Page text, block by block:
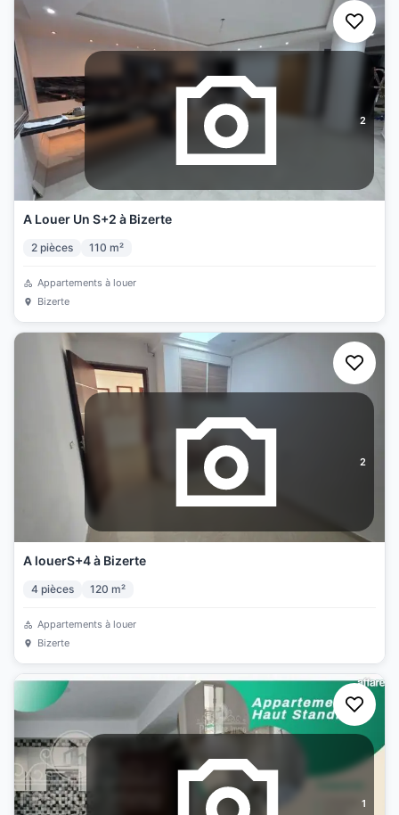
2
A Louer Un S+2 à Bizerte
2 pièces 110 m²
Appartements à louer
Bizerte
2
A louerS+4 à Bizerte
4 pièces 120 m²
Appartements à louer
Bizerte
1